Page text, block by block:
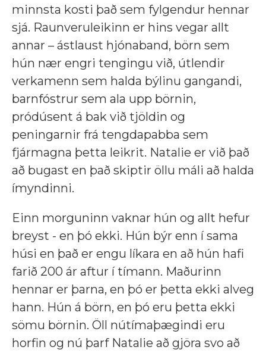
minnsta kosti það sem fylgendur hennar
sjá. Raunveruleikinn er hins vegar allt
annar – ástlaust hjónaband, börn sem
hún nær engri tengingu við, útlendir
verkamenn sem halda býlinu gangandi,
barnfóstrur sem ala upp börnin,
pródúsent á bak við tjöldin og
peningarnir frá tengdapabba sem
fjármagna þetta leikrit. Natalie er við það
að bugast en það skiptir öllu máli að halda
ímyndinni.
Einn morguninn vaknar hún og allt hefur
breyst - en þó ekki. Hún býr enn í sama
húsi en það er engu líkara en að hún hafi
farið 200 ár aftur í tímann. Maðurinn
hennar er þarna, en þó er þetta ekki alveg
hann. Hún á börn, en þó eru þetta ekki
sömu börnin. Öll nútímaþægindi eru
horfin og nú þarf Natalie að gjöra svo að